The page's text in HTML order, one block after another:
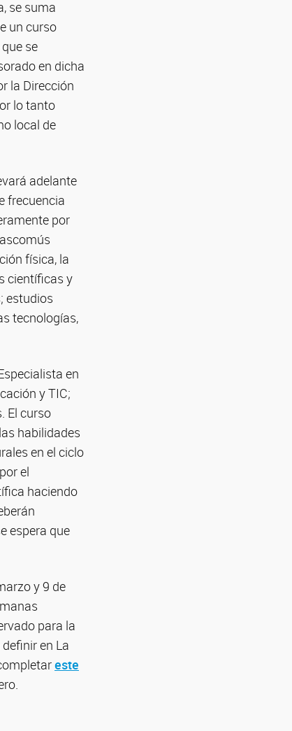
se suma
un curso
se
en dicha
la Dirección
lo tanto
local de
adelante
frecuencia
por
física, la
científicas y
estudios
tecnologías,
en
y TIC;
El curso
habilidades
en el ciclo
el
haciendo
espera que
y 9 de
para la
en La
este